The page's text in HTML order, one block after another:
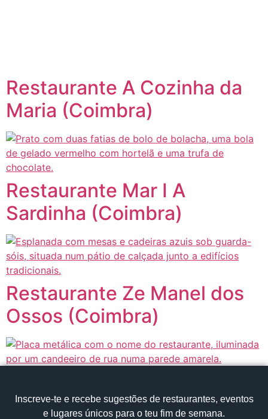
Restaurante A Cozinha da
Maria (Coimbra)
Restaurante Mar I A
Sardinha (Coimbra)
Restaurante Ze Manel dos
Ossos (Coimbra)
Inscreve‑te e recebe sugestões de restaurantes, eventos
e lugares únicos para o teu fim de semana.